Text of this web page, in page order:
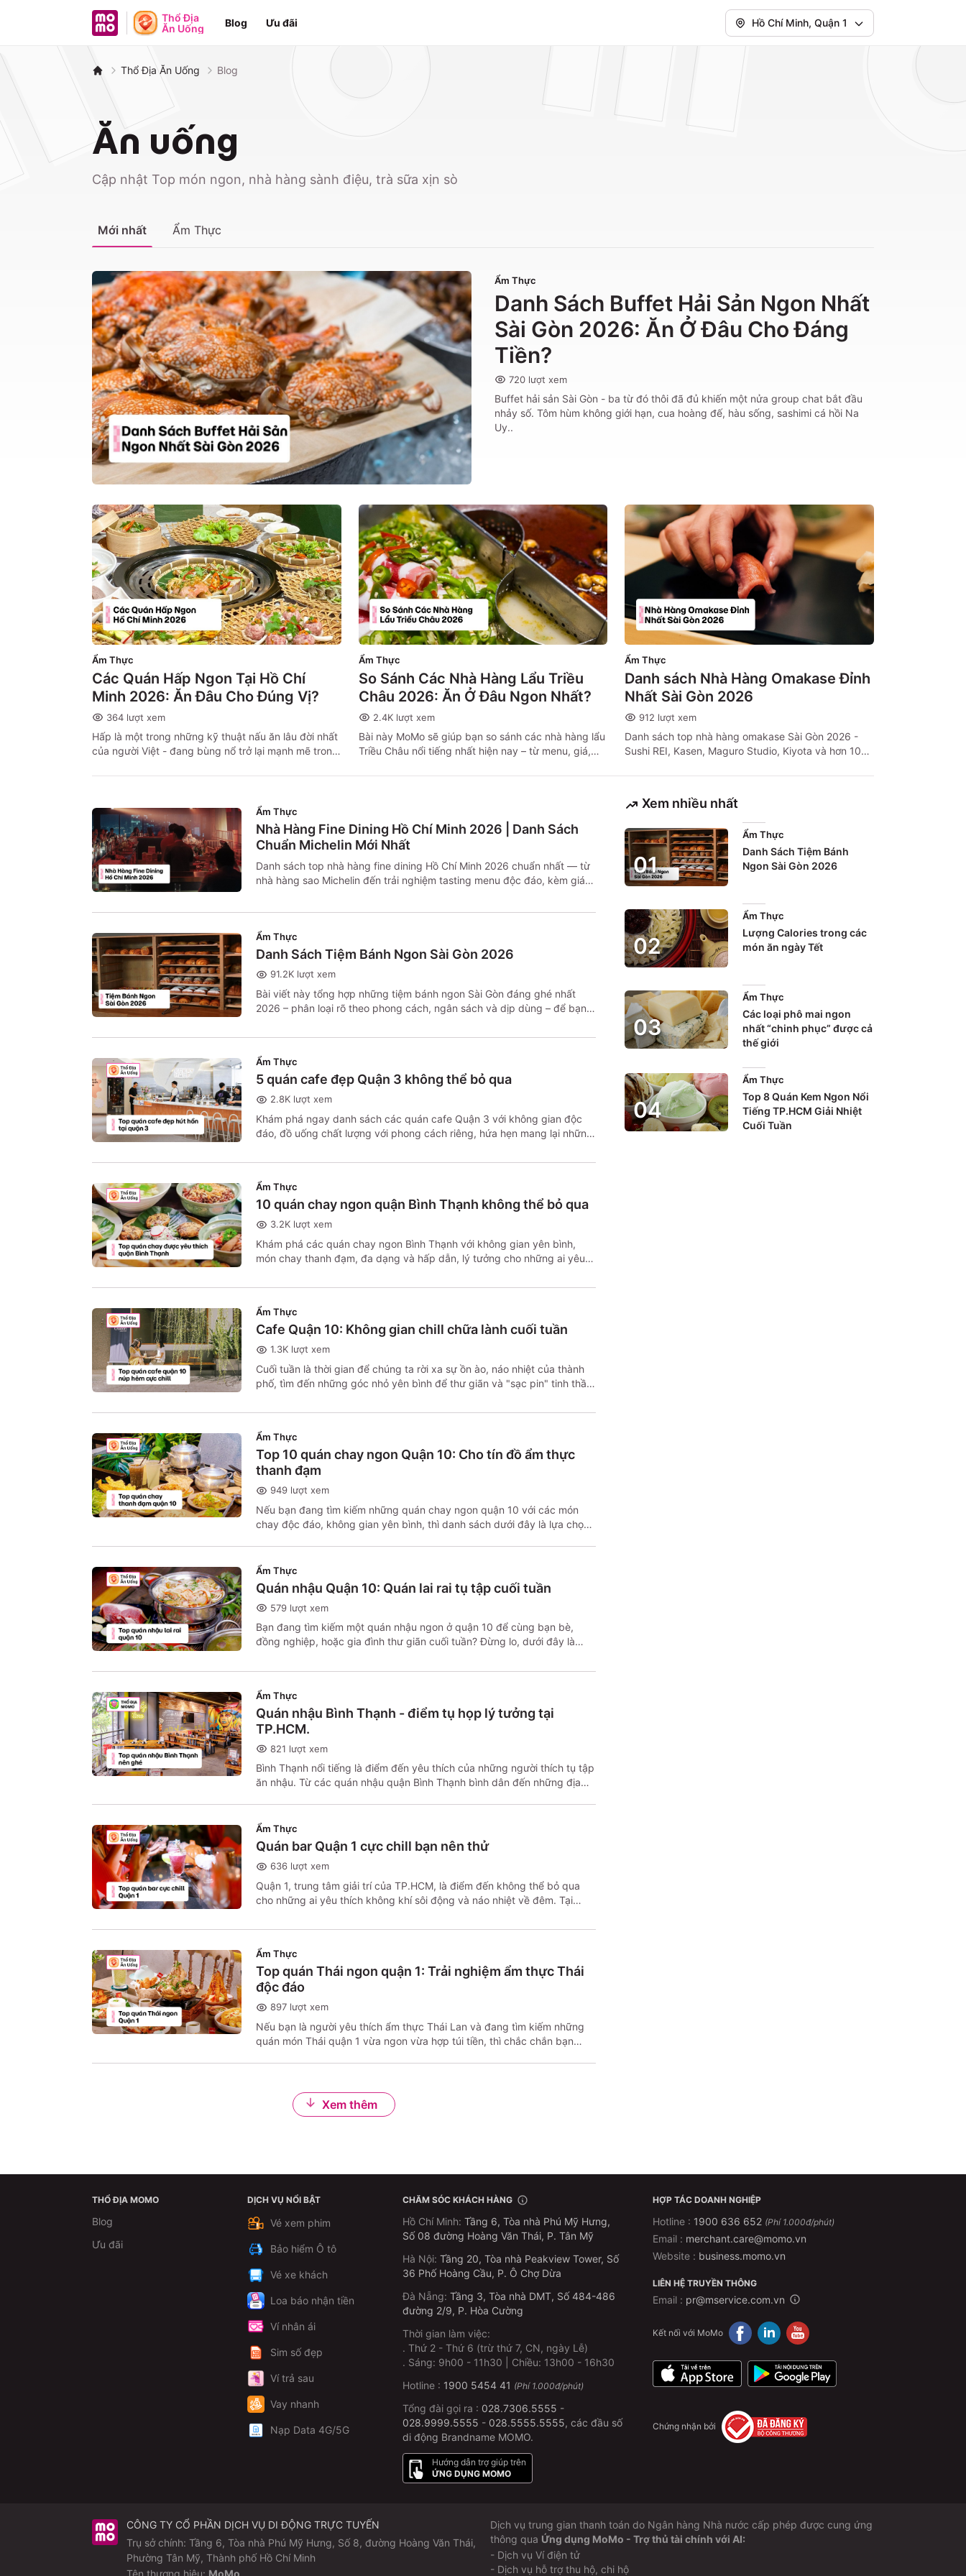
MoMo - Ứng dụng tài chính
Thổ Địa
Ăn Uống
Blog Ưu đãi Hồ Chí Minh, Quận 1
Thổ Địa Ăn Uống Blog
Ăn uống
Cập nhật Top món ngon, nhà hàng sành điệu, trà sữa xịn sò
Mới nhất Ẩm Thực
Ẩm Thực
Danh Sách Buffet Hải Sản Ngon Nhất
Sài Gòn 2026: Ăn Ở Đâu Cho Đáng
Tiền?
720 lượt xem
Buffet hải sản Sài Gòn - ba từ đó thôi đã đủ khiến một nửa group chat bắt đầu
nhảy số. Tôm hùm không giới hạn, cua hoàng đế, hàu sống, sashimi cá hồi Na
Uy..
Ẩm Thực
Các Quán Hấp Ngon Tại Hồ Chí
Minh 2026: Ăn Đâu Cho Đúng Vị?
364 lượt xem
Hấp là một trong những kỹ thuật nấu ăn lâu đời nhất
của người Việt - đang bùng nổ trở lại mạnh mẽ trong
Ẩm Thực
So Sánh Các Nhà Hàng Lẩu Triều
Châu 2026: Ăn Ở Đâu Ngon Nhất?
2.4Klượt xem
Bài này MoMo sẽ giúp bạn so sánh các nhà hàng lẩu
Triều Châu nổi tiếng nhất hiện nay – từ menu, giá,
Đọc xong, bạn chỉ cần chốt quán là xong.
Ẩm Thực
Danh sách Nhà Hàng Omakase Đỉnh
Nhất Sài Gòn 2026
912 lượt xem
Danh sách top nhà hàng omakase Sài Gòn 2026 -
Sushi REI, Kasen, Maguro Studio, Kiyota và hơn 10
chỉ, mẹo đặt bàn và thanh toán thông minh qua
Ẩm Thực
Nhà Hàng Fine Dining Hồ Chí Minh 2026 | Danh Sách
Chuẩn Michelin Mới Nhất
Danh sách top nhà hàng fine dining Hồ Chí Minh 2026 chuẩn nhất — từ
nhà hàng sao Michelin đến trải nghiệm tasting menu độc đáo, kèm giá,
Ẩm Thực
Danh Sách Tiệm Bánh Ngon Sài Gòn 2026
91.2K lượt xem
Bài viết này tổng hợp những tiệm bánh ngon Sài Gòn đáng ghé nhất
2026 – phân loại rõ theo phong cách, ngân sách và dịp dùng – để bạn
Ẩm Thực
5 quán cafe đẹp Quận 3 không thể bỏ qua
2.8K lượt xem
Khám phá ngay danh sách các quán cafe Quận 3 với không gian độc
đáo, đồ uống chất lượng với phong cách riêng, hứa hẹn mang lại những
Ẩm Thực
10 quán chay ngon quận Bình Thạnh không thể bỏ qua
3.2K lượt xem
Khám phá các quán chay ngon Bình Thạnh với không gian yên bình,
món chay thanh đạm, đa dạng và hấp dẫn, lý tưởng cho những ai yêu
Ẩm Thực
Cafe Quận 10: Không gian chill chữa lành cuối tuần
1.3K lượt xem
Cuối tuần là thời gian để chúng ta rời xa sự ồn ào, náo nhiệt của thành
phố, tìm đến những góc nhỏ yên bình để thư giãn và "sạc pin" tinh thần.
nhàng, yên tĩnh, mang đến cảm giác chữa lành cho tâm hồn. Dưới đây
thể ghé qua để tìm chút bình yên, tận hưởng những khoảnh khắc lắng
đọng, dịu dàng cuối tuần.
Ẩm Thực
Top 10 quán chay ngon Quận 10: Cho tín đồ ẩm thực
thanh đạm
949 lượt xem
Nếu bạn đang tìm kiếm những quán chay ngon quận 10 với các món
chay độc đáo, không gian yên bình, thì danh sách dưới đây là lựa chọn
thanh đạm.
Ẩm Thực
Quán nhậu Quận 10: Quán lai rai tụ tập cuối tuần
579 lượt xem
Bạn đang tìm kiếm một quán nhậu ngon ở quận 10 để cùng bạn bè,
đồng nghiệp, hoặc gia đình thư giãn cuối tuần? Đừng lo, dưới đây là
cách, mức giá và thực đơn phong phú, đảm bảo phù hợp với mọi nhu
Ẩm Thực
Quán nhậu Bình Thạnh - điểm tụ họp lý tưởng tại
TP.HCM.
821 lượt xem
Bình Thạnh nổi tiếng là điểm đến yêu thích của những người thích tụ tập
ăn nhậu. Từ các quán nhậu quận Bình Thạnh bình dân đến những địa
Bình Thạnh mà bạn không nên bỏ lỡ khi muốn trải nghiệm không khí
nhậu độc đáo tại TP.HCM.
Ẩm Thực
Quán bar Quận 1 cực chill bạn nên thử
636 lượt xem
Quận 1, trung tâm giải trí của TP.HCM, là điểm đến không thể bỏ qua
cho những ai yêu thích không khí sôi động và náo nhiệt về đêm. Tại
bạn bè, từ các quán bar chill view đẹp đến các quán chơi nhạc hay và
khám phá những trải nghiệm thú vị giữa lòng thành phố.
Ẩm Thực
Top quán Thái ngon quận 1: Trải nghiệm ẩm thực Thái
độc đáo
897 lượt xem
Nếu bạn là người yêu thích ẩm thực Thái Lan và đang tìm kiếm những
quán món Thái quận 1 vừa ngon vừa hợp túi tiền, thì chắc chắn bạn
Xem thêm
Xem nhiều nhất
01
Ẩm Thực
Danh Sách Tiệm Bánh
Ngon Sài Gòn 2026
02
Ẩm Thực
Lượng Calories trong các
món ăn ngày Tết
03
Ẩm Thực
Các loại phô mai ngon
nhất “chinh phục” được cả
thế giới
04
Ẩm Thực
Top 8 Quán Kem Ngon Nổi
Tiếng TP.HCM Giải Nhiệt
Cuối Tuần
THỔ ĐỊA MOMO
Blog
Ưu đãi
DỊCH VỤ NỔI BẬT
Vé xem phim
Bảo hiểm Ô tô
Vé xe khách
Loa báo nhận tiền
Ví nhân ái
Sim số đẹp
Ví trả sau
Vay nhanh
Nạp Data 4G/5G
CHĂM SÓC KHÁCH HÀNG
Hồ Chí Minh: Tầng 6, Tòa nhà Phú Mỹ Hưng,
Số 08 đường Hoàng Văn Thái, P. Tân Mỹ
Hà Nội: Tầng 20, Tòa nhà Peakview Tower, Số
36 Phố Hoàng Cầu, P. Ô Chợ Dừa
Đà Nẵng: Tầng 3, Tòa nhà DMT, Số 484-486
đường 2/9, P. Hòa Cường
Thời gian làm việc:
. Thứ 2 - Thứ 6 (trừ thứ 7, CN, ngày Lễ)
. Sáng: 9h00 - 11h30 | Chiều: 13h00 - 16h30
Hotline : 1900 5454 41 (Phí 1.000đ/phút)
Tổng đài gọi ra : 028.7306.5555 -
028.9999.5555 - 028.5555.5555, các đầu số
di động Brandname MOMO.
Hướng dẫn trợ giúp trên
ỨNG DỤNG MOMO
HỢP TÁC DOANH NGHIỆP
Hotline : 1900 636 652 (Phí 1.000đ/phút)
Email : merchant.care@momo.vn
Website : business.momo.vn
LIÊN HỆ TRUYỀN THÔNG
Email : pr@mservice.com.vn
Kết nối với MoMo
Chứng nhận bởi
CÔNG TY CỔ PHẦN DỊCH VỤ DI ĐỘNG TRỰC TUYẾN
Trụ sở chính: Tầng 6, Tòa nhà Phú Mỹ Hưng, Số 8, đường Hoàng Văn Thái,
Phường Tân Mỹ, Thành phố Hồ Chí Minh
Tên thương hiệu: MoMo
Dịch vụ trung gian thanh toán do Ngân hàng Nhà nước cấp phép được cung ứng
thông qua Ứng dụng MoMo - Trợ thủ tài chính với AI:
- Dịch vụ Ví điện tử
- Dịch vụ hỗ trợ thu hộ, chi hộ